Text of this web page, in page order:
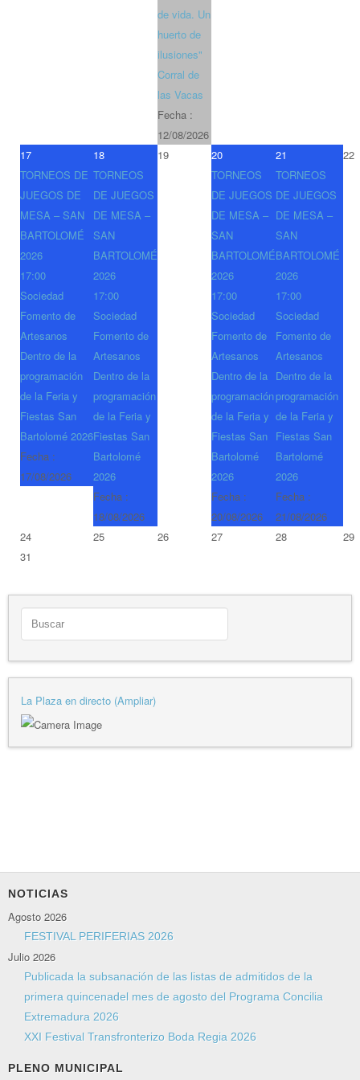
de vida. Un
huerto de
ilusiones"
Corral de
las Vacas
Fecha :
12/08/2026
17
TORNEOS DE
JUEGOS DE
MESA – SAN
BARTOLOMÉ
2026
17:00
Sociedad
Fomento de
Artesanos
Dentro de la
programación
de la Feria y
Fiestas San
Bartolomé 2026
Fecha :
17/08/2026
18
TORNEOS
DE JUEGOS
DE MESA –
SAN
BARTOLOMÉ
2026
17:00
Sociedad
Fomento de
Artesanos
Dentro de la
programación
de la Feria y
Fiestas San
Bartolomé
2026
Fecha :
18/08/2026
19
20
TORNEOS
DE JUEGOS
DE MESA –
SAN
BARTOLOMÉ
2026
17:00
Sociedad
Fomento de
Artesanos
Dentro de la
programación
de la Feria y
Fiestas San
Bartolomé
2026
Fecha :
20/08/2026
21
TORNEOS
DE JUEGOS
DE MESA –
SAN
BARTOLOMÉ
2026
17:00
Sociedad
Fomento de
Artesanos
Dentro de la
programación
de la Feria y
Fiestas San
Bartolomé
2026
Fecha :
21/08/2026
22
24 25 26 27 28
29
31
La Plaza en directo (Ampliar)
NOTICIAS
Agosto 2026
FESTIVAL PERIFERIAS 2026
Julio 2026
Publicada la subsanación de las listas de admitidos de la
primera quincenadel mes de agosto del Programa Concilia
Extremadura 2026
XXI Festival Transfronterizo Boda Regia 2026
PLENO MUNICIPAL